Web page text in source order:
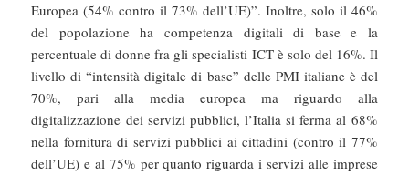
Europea (54% contro il 73% dell’UE)”. Inoltre, solo il 46%
del popolazione ha competenza digitali di base e la
percentuale di donne fra gli specialisti ICT è solo del 16%. Il
livello di “intensità digitale di base” delle PMI italiane è del
70%, pari alla media europea ma riguardo alla
digitalizzazione dei servizi pubblici, l’Italia si ferma al 68%
nella fornitura di servizi pubblici ai cittadini (contro il 77%
dell’UE) e al 75% per quanto riguarda i servizi alle imprese